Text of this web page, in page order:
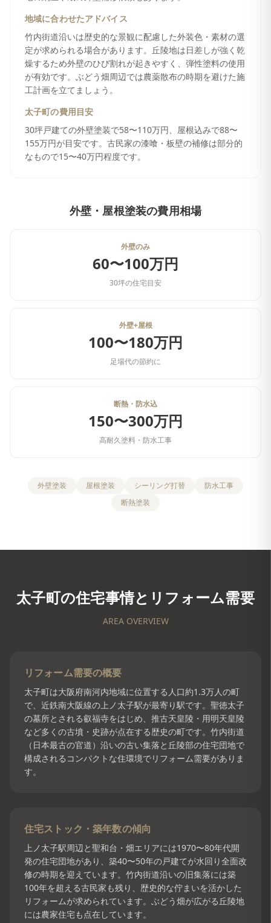
地域に合わせたアドバイス
竹内街道沿いは歴史的な景観に配慮した外装色・素材の選
定が求められる場合があります。丘陵地は日差しが強く乾
燥するため外壁のひび割れが起きやすく、弾性塗料の使用
が有効です。ぶどう畑周辺では農薬散布の時期を避けた施
工計画を立てましょう。
太子町の費用目安
30坪戸建ての外壁塗装で58〜110万円、屋根込みで88〜
155万円が目安です。古民家の漆喰・板壁の補修は部分的
なもので15〜40万円程度です。
外壁・屋根塗装の費用相場
外壁のみ
60〜100万円
30坪の住宅目安
外壁+屋根
100〜180万円
足場代の節約に
断熱・防水込
150〜300万円
高耐久塗料・防水工事
外壁塗装 屋根塗装 シーリング打替
防水工事
断熱塗装
太子町の住宅事情とリフォーム需要
AREA OVERVIEW
リフォーム需要の概要
太子町は大阪府南河内地域に位置する人口約1.3万人の町
で、近鉄南大阪線の上ノ太子駅が最寄り駅です。聖徳太子
の墓所とされる叡福寺をはじめ、推古天皇陵・用明天皇陵
など多くの古墳・史跡が点在する歴史の町です。竹内街道
（日本最古の官道）沿いの古い集落と丘陵部の住宅団地で
構成されるコンパクトな住環境でリフォーム需要がありま
す。
住宅ストック・築年数の傾向
上ノ太子駅周辺と聖和台・畑エリアには1970〜80年代開
発の住宅団地があり、築40〜50年の戸建てが水回り全面改
修の時期を迎えています。竹内街道沿いの旧集落には築
100年を超える古民家も残り、歴史的な佇まいを活かした
リフォームが求められています。ぶどう畑が広がる丘陵地
には農家住宅も点在しています。